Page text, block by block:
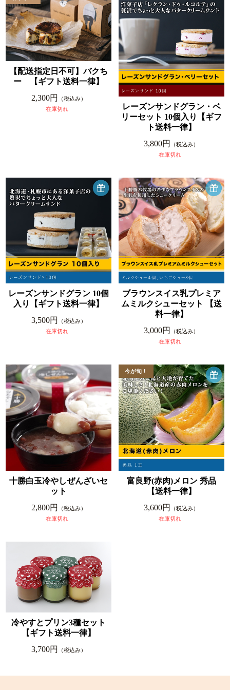
【配送指定日不可】バクち
ー 【ギフト送料一律】
2,300円
（税込み）
在庫切れ
レーズンサンドグラン・ベ
リーセット 10個入り【ギフ
ト送料一律】
3,800円
（税込み）
在庫切れ
レーズンサンドグラン 10個
入り【ギフト送料一律】
3,500円
（税込み）
在庫切れ
ブラウンスイス乳プレミア
ムミルクシューセット 【送
料一律】
3,000円
（税込み）
在庫切れ
十勝白玉冷やしぜんざいセ
ット
2,800円
（税込み）
在庫切れ
富良野(赤肉)メロン 秀品
【送料一律】
3,600円
（税込み）
在庫切れ
冷やすとプリン3種セット
【ギフト送料一律】
3,700円
（税込み）